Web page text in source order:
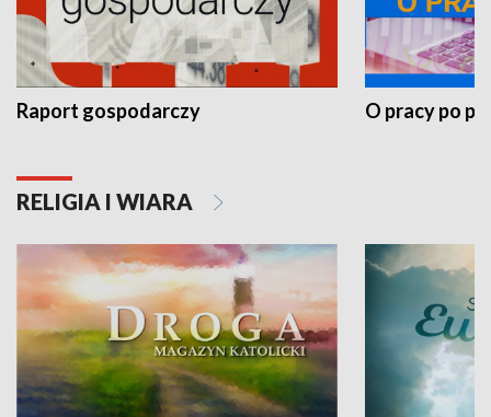
Raport gospodarczy O pracy po
RELIGIA I WIARA